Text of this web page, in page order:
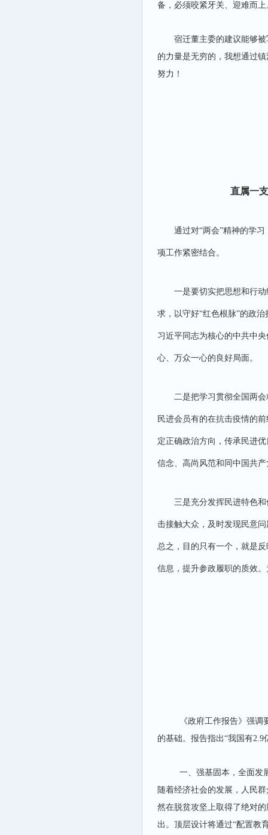
备，必须咬紧牙关、迎难而上
宿迁董主委的建议能够
的力量是无穷的，我想通过
努力！
直属一
通过对“两会”精神的学
项工作紧密结合。
一是要切实把思想和行
求，以守好“红色根脉”的政
习近平同志为核心的中共中
心、万众一心的良好局面。
二是把学习贯彻全国两
民进会员有的在抗击疫情的
定正确政治方向，传承民进
信念、高尚风范和同中国共
三是充分发挥民进特色
击接触大众，及时发现民意
总之，目的只有一个，就是
信息，提升参政履职的质效
《政府工作报告》强
的基础。报告指出“我国有
一、 强基固本，全面发
随着经济社会的发展，人民
然在脱贫攻坚上取得了绝对
出。顶层设计将通过“配置教